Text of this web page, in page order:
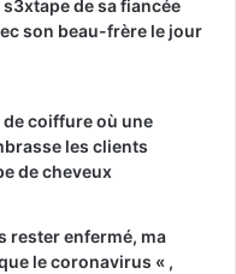
de sa fiancée
son beau-frère le jour
de coiffure où une
les clients
de cheveux
rester enfermé, ma
le coronavirus « ,